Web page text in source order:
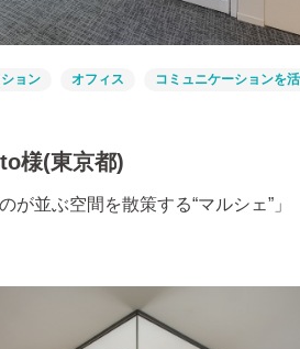
ョン オフィス コミュニケーションを
様(東京都)
が並ぶ空間を散策する“マルシェ”」